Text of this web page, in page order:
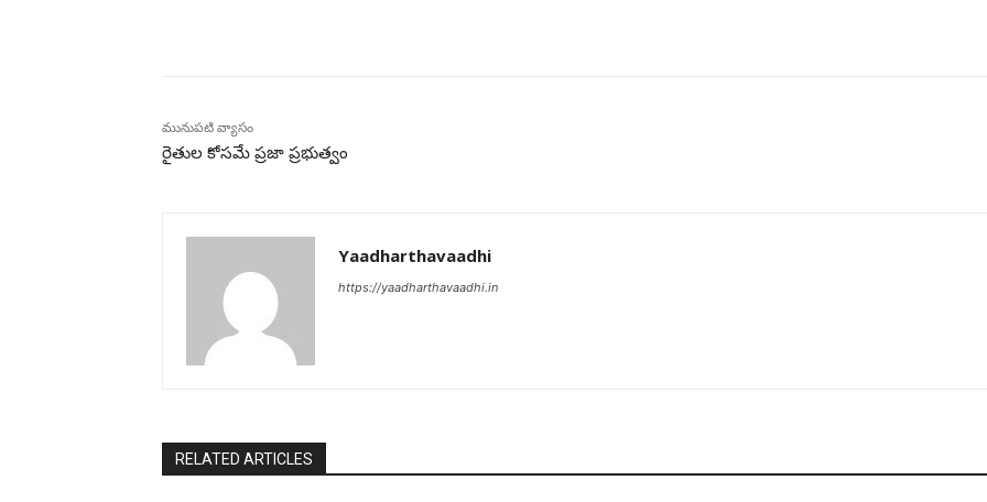
మునుపటి వ్యాసం
రైతుల కోసమే ప్రజా ప్రభుత్వం
Yaadharthavaadhi
https://yaadharthavaadhi.in
RELATED ARTICLES